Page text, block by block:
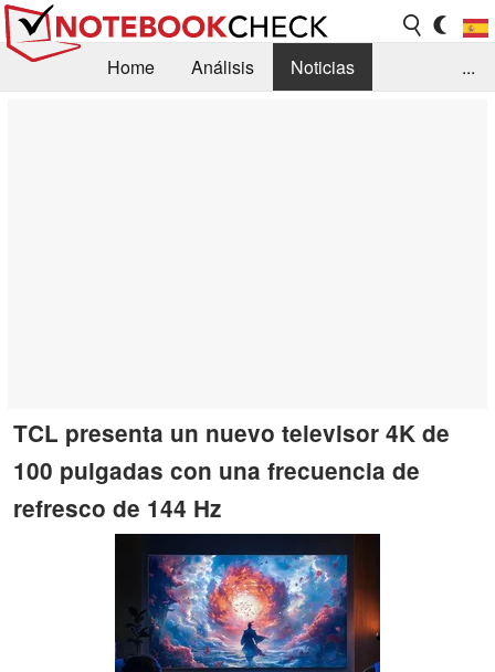
Home Análisis
Noticias
...
TCL presenta un nuevo televisor 4K de
100 pulgadas con una frecuencia de
refresco de 144 Hz